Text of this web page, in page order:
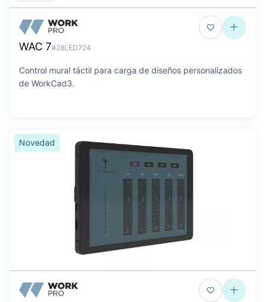
WAC 7#28LED724
Control mural táctil para carga de diseños personalizados
de WorkCad3.
Novedad